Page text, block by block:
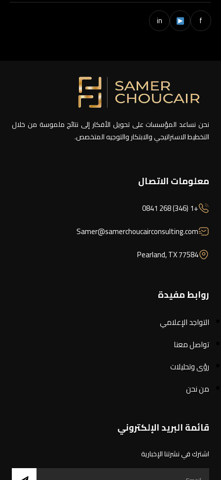
f
in
نحن نساعد المؤسسات على تحويل الأفكار إلى نتائج ملموسة من خلال
التخطيط الاستراتيجي والابتكار والتوجيه المتخصص.
معلومات الاتصال
+1 (346) 268 0841
Samer@samerchoucairconsulting.com
Pearland, TX 77584
روابط مفيدة
التواجد الإعلامي
تواصل معنا
رؤى وتحليلات
من نحن
قائمة البريد الإلكتروني
اشترك في نشرتنا الإخبارية